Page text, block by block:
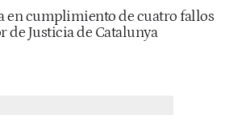
en cumplimiento de cuatro fallos
Justicia de Catalunya